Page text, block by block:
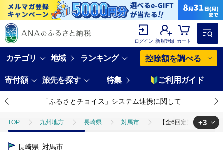
ログイン 新規登録 カート
カテゴリ 地域 ランキング 控除額を調べる
寄付額 旅先を探す 特集 ご利用ガイド
「ふるさとチョイス」システム連携に関して
TOP 九州地方 長崎県 対馬市 【全6回定期便】対馬
TOP
+3
長崎県 対馬市